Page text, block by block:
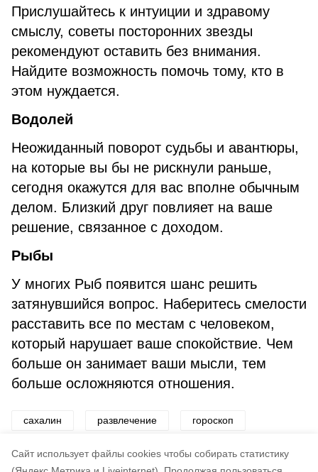
Cайт использует файлы cookies чтобы собирать статистику
Прислушайтесь к интуиции и здравому
смыслу, советы посторонних звезды
рекомендуют оставить без внимания.
Найдите возможность помочь тому, кто в
этом нуждается.
Водолей
Неожиданный поворот судьбы и авантюры,
на которые вы бы не рискнули раньше,
сегодня окажутся для вас вполне обычным
делом. Близкий друг повлияет на ваше
решение, связанное с доходом.
Рыбы
У многих Рыб появится шанс решить
затянувшийся вопрос. Наберитесь смелости
расставить все по местам с человеком,
который нарушает ваше спокойствие. Чем
больше он занимает ваши мысли, тем
больше осложняются отношения.
сахалин развлечение гороскоп
звезды